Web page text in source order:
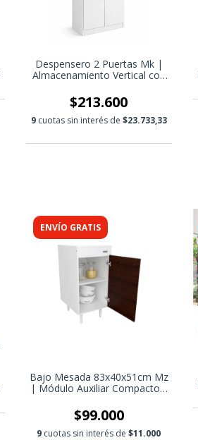
Despensero 2 Puertas Mk |
Almacenamiento Vertical con
$213.600
9 cuotas sin interés de $23.733,33
ENVÍO GRATIS
Bajo Mesada 83x40x51cm Mz
| Módulo Auxiliar Compacto y
$99.000
9 cuotas sin interés de$11.000